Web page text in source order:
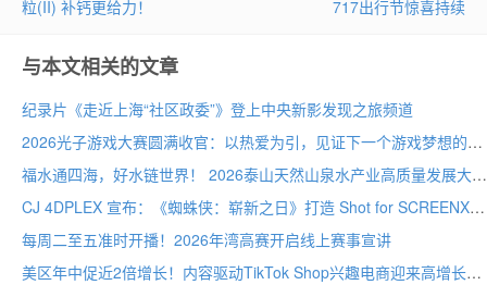
粒(II) 补钙更给力！ 717出行节惊喜持续
与本文相关的文章
纪录片《走近上海“社区政委”》登上中央新影发现之旅频道
2026光子游戏大赛圆满收官：以热爱为引，见证下一个游戏梦想的诞生
福水通四海，好水链世界！ 2026泰山天然山泉水产业高质量发展大会圆满举行
CJ 4DPLEX 宣布：《蜘蛛侠：崭新之日》打造 Shot for SCREENX 专属版本
每周二至五准时开播！2026年湾高赛开启线上赛事宣讲
美区年中促近2倍增长！内容驱动TikTok Shop兴趣电商迎来高增长